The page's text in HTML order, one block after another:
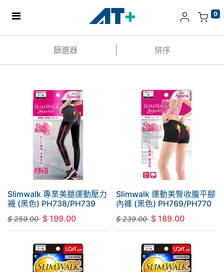
0
關於我們
篩選器 排序
Slimwalk 專業美腿運動壓力
襪 (黑色) PH738/PH739
$259.00 $ 199.00
Slimwalk 運動美臀收腹平腳
內褲 (黑色) PH769/PH770
$239.00 $ 189.00